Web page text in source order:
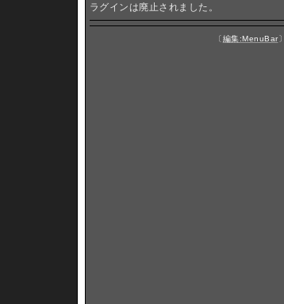
ラグインは廃止されました。
〔編集:MenuBar〕